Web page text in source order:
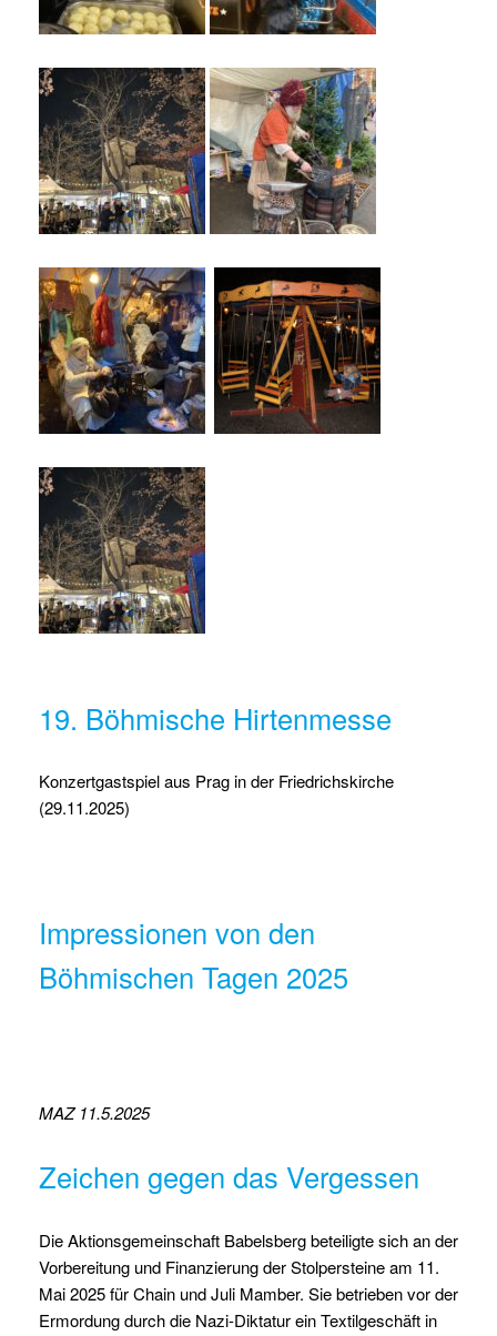
19. Böhmische Hirtenmesse
Konzertgastspiel aus Prag in der Friedrichskirche
(29.11.2025)
Impressionen von den
Böhmischen Tagen 2025
MAZ 11.5.2025
Zeichen gegen das Vergessen
Die Aktionsgemeinschaft Babelsberg beteiligte sich an der
Vorbereitung und Finanzierung der Stolpersteine am 11.
Mai 2025 für Chain und Juli Mamber. Sie betrieben vor der
Ermordung durch die Nazi-Diktatur ein Textilgeschäft in